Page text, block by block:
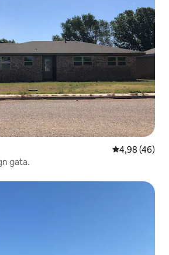
4,98 av 5 i
4,98 (46)
gata.